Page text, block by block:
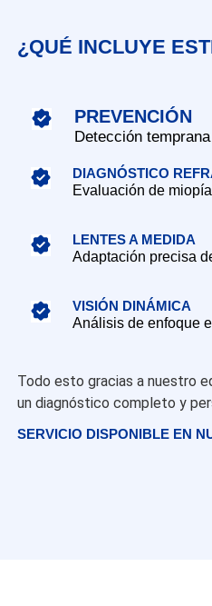
¿QUÉ INCLUYE
PREVENCIÓN
Detección
DIAGNÓSTICO
Evaluación de
LENTES A MEDIDA
Adaptación precisa
VISIÓN DINÁMICA
Análisis de enfoque
Todo esto gracias a nuestro
un diagnóstico completo y
SERVICIO DISPONIBLE EN